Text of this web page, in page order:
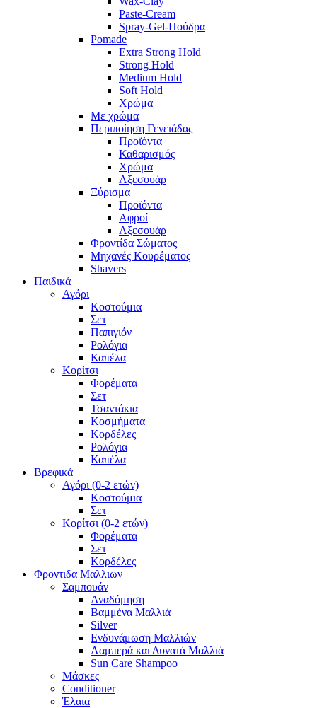
Paste-Cream
Spray-Gel-Πούδρα
Pomade
Extra Strong Hold
Strong Hold
Medium Hold
Soft Hold
Χρώμα
Με χρώμα
Περιποίηση Γενειάδας
Προϊόντα
Καθαρισμός
Χρώμα
Αξεσουάρ
Ξύρισμα
Προϊόντα
Αφροί
Αξεσουάρ
Φροντίδα Σώματος
Μηχανές Κουρέματος
Shavers
Παιδικά
Αγόρι
Κοστούμια
Σετ
Παπιγιόν
Ρολόγια
Καπέλα
Κορίτσι
Φορέματα
Σετ
Τσαντάκια
Κοσμήματα
Κορδέλες
Ρολόγια
Καπέλα
Βρεφικά
Αγόρι (0-2 ετών)
Κοστούμια
Σετ
Κορίτσι (0-2 ετών)
Φορέματα
Σετ
Κορδέλες
Φροντιδα Μαλλιων
Σαμπουάν
Αναδόμηση
Βαμμένα Μαλλιά
Silver
Ενδυνάμωση Μαλλιών
Λαμπερά και Δυνατά Μαλλιά
Sun Care Shampoo
Μάσκες
Conditioner
Έλαια